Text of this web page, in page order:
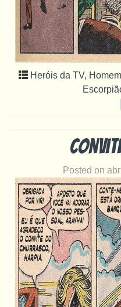
Heróis da TV,
Posted on